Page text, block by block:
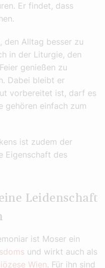
Er findet, dass
den Alltag besser zu
in der Liturgie, den
genießen zu
Dabei bleibt er
vorbereitet ist, darf es
gehören einfach zum
ist zudem der
Eigenschaft des
Leidenschaft
ist Moser ein
und wirkt auch als
Wien. Für ihn sind